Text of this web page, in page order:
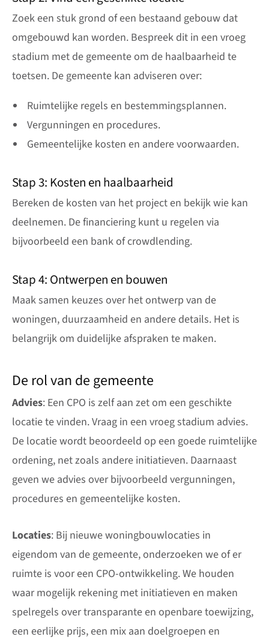
Zoek een stuk grond of een bestaand gebouw dat
omgebouwd kan worden. Bespreek dit in een vroeg
stadium met de gemeente om de haalbaarheid te
toetsen. De gemeente kan adviseren over:
Ruimtelijke regels en bestemmingsplannen.
Vergunningen en procedures.
Gemeentelijke kosten en andere voorwaarden.
Stap 3: Kosten en haalbaarheid
Bereken de kosten van het project en bekijk wie kan
deelnemen. De financiering kunt u regelen via
bijvoorbeeld een bank of crowdlending.
Stap 4: Ontwerpen en bouwen
Maak samen keuzes over het ontwerp van de
woningen, duurzaamheid en andere details. Het is
belangrijk om duidelijke afspraken te maken.
De rol van de gemeente
Advies: Een CPO is zelf aan zet om een geschikte
locatie te vinden. Vraag in een vroeg stadium advies.
De locatie wordt beoordeeld op een goede ruimtelijke
ordening, net zoals andere initiatieven. Daarnaast
geven we advies over bijvoorbeeld vergunningen,
procedures en gemeentelijke kosten.
Locaties: Bij nieuwe woningbouwlocaties in
eigendom van de gemeente, onderzoeken we of er
ruimte is voor een CPO-ontwikkeling. We houden
waar mogelijk rekening met initiatieven en maken
spelregels over transparante en openbare toewijzing,
een eerlijke prijs, een mix aan doelgroepen en